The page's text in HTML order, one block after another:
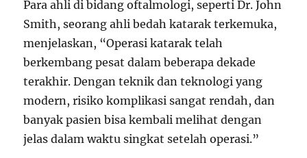
Para ahli di bidang oftalmologi, seperti Dr. John
Smith, seorang ahli bedah katarak terkemuka,
menjelaskan, “Operasi katarak telah
berkembang pesat dalam beberapa dekade
terakhir. Dengan teknik dan teknologi yang
modern, risiko komplikasi sangat rendah, dan
banyak pasien bisa kembali melihat dengan
jelas dalam waktu singkat setelah operasi.”